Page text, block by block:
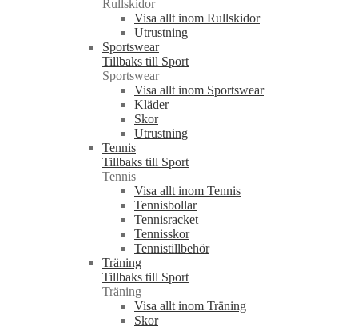
Rullskidor
Visa allt inom Rullskidor
Utrustning
Sportswear
Tillbaks till Sport
Sportswear
Visa allt inom Sportswear
Kläder
Skor
Utrustning
Tennis
Tillbaks till Sport
Tennis
Visa allt inom Tennis
Tennisbollar
Tennisracket
Tennisskor
Tennistillbehör
Träning
Tillbaks till Sport
Träning
Visa allt inom Träning
Skor